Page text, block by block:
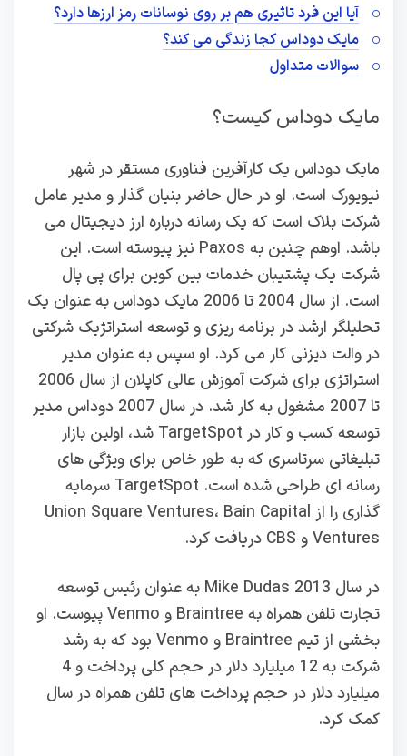
آیا این فرد تاثیری هم بر روی نوسانات رمز ارزها دارد؟
مایک دوداس کجا زندگی می کند؟
سوالات متداول
مایک دوداس کیست؟
مایک دوداس یک کارآفرین فناوری مستقر در شهر
نیویورک است. او در حال حاضر بنیان گذار و مدیر عامل
شرکت بلاک است که یک رسانه درباره ارز دیجیتال می
باشد. اوهم چنین به Paxos نیز پیوسته است. این
شرکت یک پشتیبان خدمات بین کوین برای پی پال
است. از سال 2004 تا 2006 مایک دوداس به عنوان یک
تحلیلگر ارشد در برنامه ریزی و توسعه استراتژیک شرکتی
در والت دیزنی کار می کرد. او سپس به عنوان مدیر
استراتژی برای شرکت آموزش عالی کاپلان از سال 2006
تا 2007 مشغول به کار شد. در سال 2007 دوداس مدیر
توسعه کسب‌ و کار در TargetSpot شد، اولین بازار
تبلیغاتی سرتاسری که به‌ طور خاص برای ویژگی‌ های
رسانه‌ ای طراحی شده است. TargetSpot سرمایه
گذاری را از Union Square Ventures، Bain Capital
Ventures و CBS دریافت کرد.
در سال 2013 Mike Dudas به عنوان رئیس توسعه
تجارت تلفن همراه به Braintree و Venmo پیوست. او
بخشی از تیم Braintree و Venmo بود که به رشد
شرکت به 12 میلیارد دلار در حجم کلی پرداخت و 4
میلیارد دلار در حجم پرداخت های تلفن همراه در سال
کمک کرد.